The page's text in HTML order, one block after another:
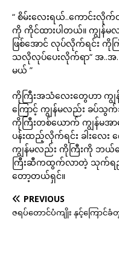
“ စိမ်းလေးရယ်..ကောင်းလိုက်
ကို ကိုင်ထားပါတယ်။ ကျွန်မ
ဖြစ်အောင် လုပ်လိုက်ရင်း ကို
သလိုလုပ်ပေးလိုက်ရာ“ အ..အ
မယ် ”
ကိုကြီးအသံလေးတွေဟာ ကျွ
ကြောင့် ကျွန်မလည်း ခပ်သွ
ကိုကြီးတစ်ယောက် ကျွန်မအ
ပန်းထည့်လိုက်ရင်း ခါးလေး
ကျွန်မလည်း ကိုကြီးကို ဘယ်
ကြီးဆီကထွက်လာတဲ့ သုက်ရည်
တော့တယ်ရှင်။
PREVIOUS
ဇရပ်တောင်ပံကျိုး နှင့်ကြောင်ခံ